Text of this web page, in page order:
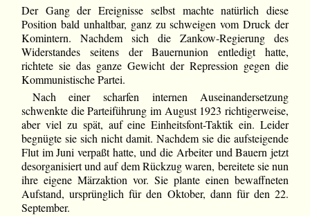
Der Gang der Ereignisse selbst machte natürlich diese
Position bald unhaltbar, ganz zu schweigen vom Druck der
Komintern. Nachdem sich die Zankow-Regierung des
Widerstandes seitens der Bauernunion entledigt hatte,
richtete sie das ganze Gewicht der Repression gegen die
Kommunistische Partei.
Nach einer scharfen internen Auseinandersetzung
schwenkte die Parteiführung im August 1923 richtigerweise,
aber viel zu spät, auf eine Einheitsfont-Taktik ein. Leider
begnügte sie sich nicht damit. Nachdem sie die aufsteigende
Flut im Juni verpaßt hatte, und die Arbeiter und Bauern jetzt
desorganisiert und auf dem Rückzug waren, bereitete sie nun
ihre eigene Märzaktion vor. Sie plante einen bewaffneten
Aufstand, ursprünglich für den Oktober, dann für den 22.
September.